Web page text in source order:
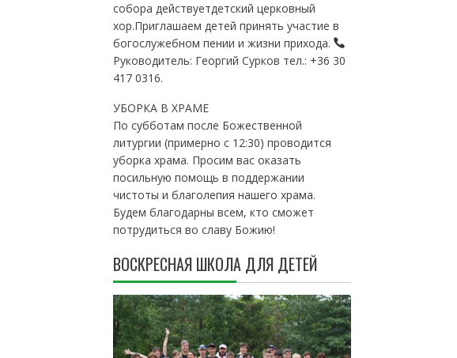
собора действуетдетский церковный
хор.Приглашаем детей принять участие в
богослужебном пении и жизни прихода.
Руководитель: Георгий Сурков тел.: +36 30
417 0316.
УБОРКА В ХРАМЕ
По субботам после Божественной
литургии (примерно с 12:30) проводится
уборка храма. Просим вас оказать
посильную помощь в поддержании
чистоты и благолепия нашего храма.
Будем благодарны всем, кто сможет
потрудиться во славу Божию!
ВОСКРЕСНАЯ ШКОЛА ДЛЯ ДЕТЕЙ